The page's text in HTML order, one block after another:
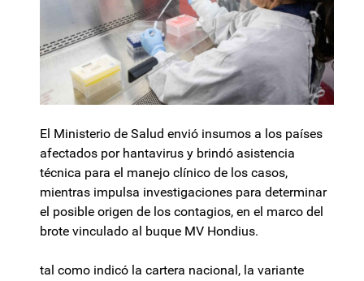
El Ministerio de Salud envió insumos a los países
afectados por hantavirus y brindó asistencia
técnica para el manejo clínico de los casos,
mientras impulsa investigaciones para determinar
el posible origen de los contagios, en el marco del
brote vinculado al buque MV Hondius.
tal como indicó la cartera nacional, la variante